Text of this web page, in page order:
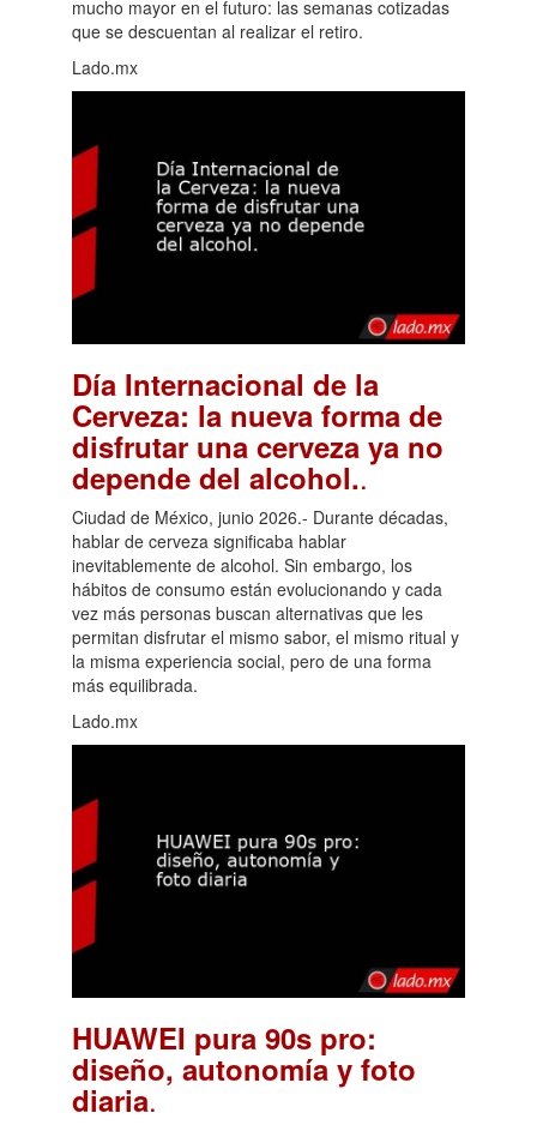
mucho mayor en el futuro: las semanas cotizadas
que se descuentan al realizar el retiro.
Lado.mx
Día Internacional de la
Cerveza: la nueva forma de
disfrutar una cerveza ya no
depende del alcohol..
Ciudad de México, junio 2026.- Durante décadas,
hablar de cerveza significaba hablar
inevitablemente de alcohol. Sin embargo, los
hábitos de consumo están evolucionando y cada
vez más personas buscan alternativas que les
permitan disfrutar el mismo sabor, el mismo ritual y
la misma experiencia social, pero de una forma
más equilibrada.
Lado.mx
HUAWEI pura 90s pro:
diseño, autonomía y foto
diaria.